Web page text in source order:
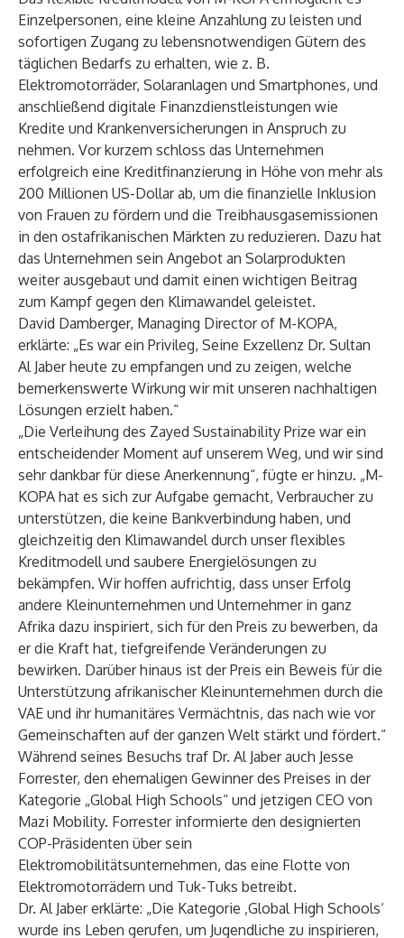
Einzelpersonen, eine kleine Anzahlung zu leisten und
sofortigen Zugang zu lebensnotwendigen Gütern des
täglichen Bedarfs zu erhalten, wie z. B.
Elektromotorräder, Solaranlagen und Smartphones, und
anschließend digitale Finanzdienstleistungen wie
Kredite und Krankenversicherungen in Anspruch zu
nehmen. Vor kurzem schloss das Unternehmen
erfolgreich eine Kreditfinanzierung in Höhe von mehr als
200 Millionen US-Dollar ab, um die finanzielle Inklusion
von Frauen zu fördern und die Treibhausgasemissionen
in den ostafrikanischen Märkten zu reduzieren. Dazu hat
das Unternehmen sein Angebot an Solarprodukten
weiter ausgebaut und damit einen wichtigen Beitrag
zum Kampf gegen den Klimawandel geleistet.
David Damberger, Managing Director of M-KOPA,
erklärte: „Es war ein Privileg, Seine Exzellenz Dr. Sultan
Al Jaber heute zu empfangen und zu zeigen, welche
bemerkenswerte Wirkung wir mit unseren nachhaltigen
Lösungen erzielt haben.“
„Die Verleihung des Zayed Sustainability Prize war ein
entscheidender Moment auf unserem Weg, und wir sind
sehr dankbar für diese Anerkennung“, fügte er hinzu. „M-
KOPA hat es sich zur Aufgabe gemacht, Verbraucher zu
unterstützen, die keine Bankverbindung haben, und
gleichzeitig den Klimawandel durch unser flexibles
Kreditmodell und saubere Energielösungen zu
bekämpfen. Wir hoffen aufrichtig, dass unser Erfolg
andere Kleinunternehmen und Unternehmer in ganz
Afrika dazu inspiriert, sich für den Preis zu bewerben, da
er die Kraft hat, tiefgreifende Veränderungen zu
bewirken. Darüber hinaus ist der Preis ein Beweis für die
Unterstützung afrikanischer Kleinunternehmen durch die
VAE und ihr humanitäres Vermächtnis, das nach wie vor
Gemeinschaften auf der ganzen Welt stärkt und fördert.“
Während seines Besuchs traf Dr. Al Jaber auch Jesse
Forrester, den ehemaligen Gewinner des Preises in der
Kategorie „Global High Schools“ und jetzigen CEO von
Mazi Mobility. Forrester informierte den designierten
COP-Präsidenten über sein
Elektromobilitätsunternehmen, das eine Flotte von
Elektromotorrädern und Tuk-Tuks betreibt.
Dr. Al Jaber erklärte: „Die Kategorie ‚Global High Schools‘
wurde ins Leben gerufen, um Jugendliche zu inspirieren,